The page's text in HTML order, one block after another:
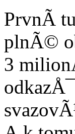
PrvnÃ­
plnÃ©
3